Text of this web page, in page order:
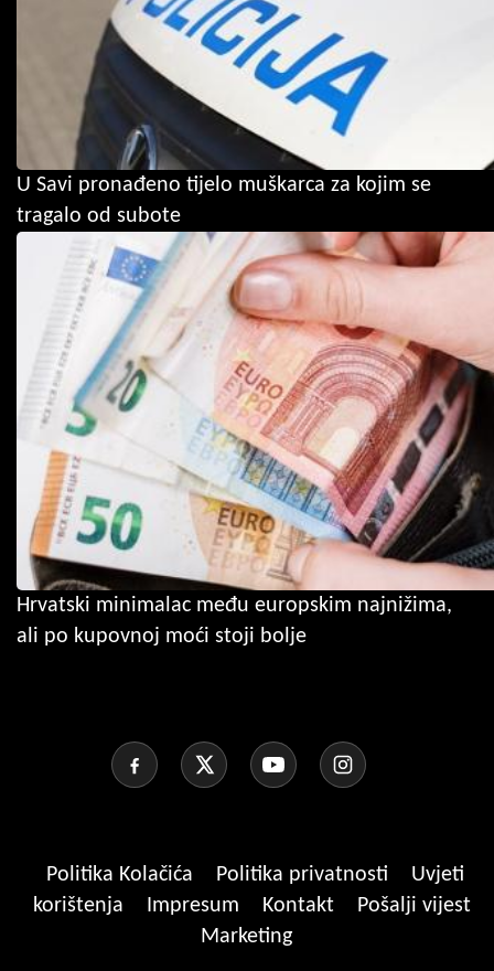
U Savi pronađeno tijelo muškarca za kojim se
tragalo od subote
Hrvatski minimalac među europskim najnižima,
ali po kupovnoj moći stoji bolje
Politika Kolačića Politika privatnosti
Uvjeti
korištenja
Impresum Kontakt
Pošalji vijest
Marketing